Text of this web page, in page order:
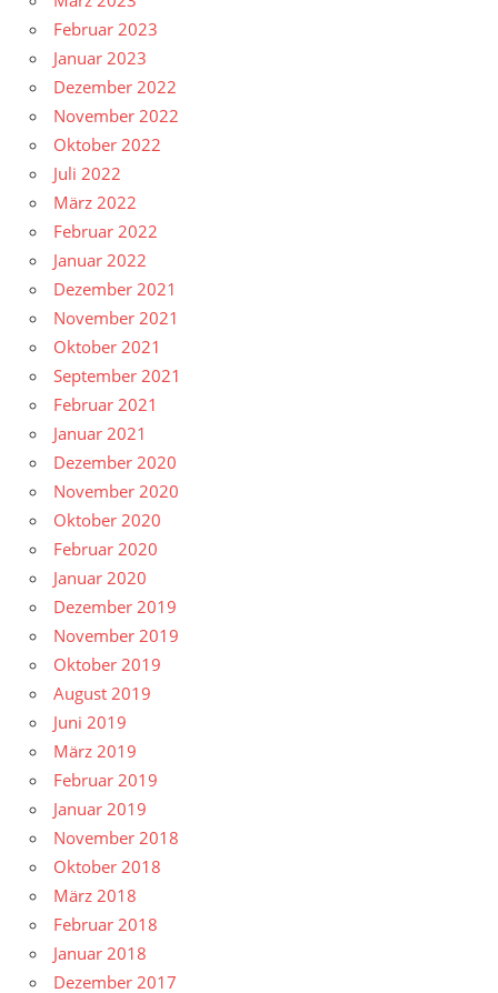
Februar 2023
Januar 2023
Dezember 2022
November 2022
Oktober 2022
Juli 2022
März 2022
Februar 2022
Januar 2022
Dezember 2021
November 2021
Oktober 2021
September 2021
Februar 2021
Januar 2021
Dezember 2020
November 2020
Oktober 2020
Februar 2020
Januar 2020
Dezember 2019
November 2019
Oktober 2019
August 2019
Juni 2019
März 2019
Februar 2019
Januar 2019
November 2018
Oktober 2018
März 2018
Februar 2018
Januar 2018
Dezember 2017